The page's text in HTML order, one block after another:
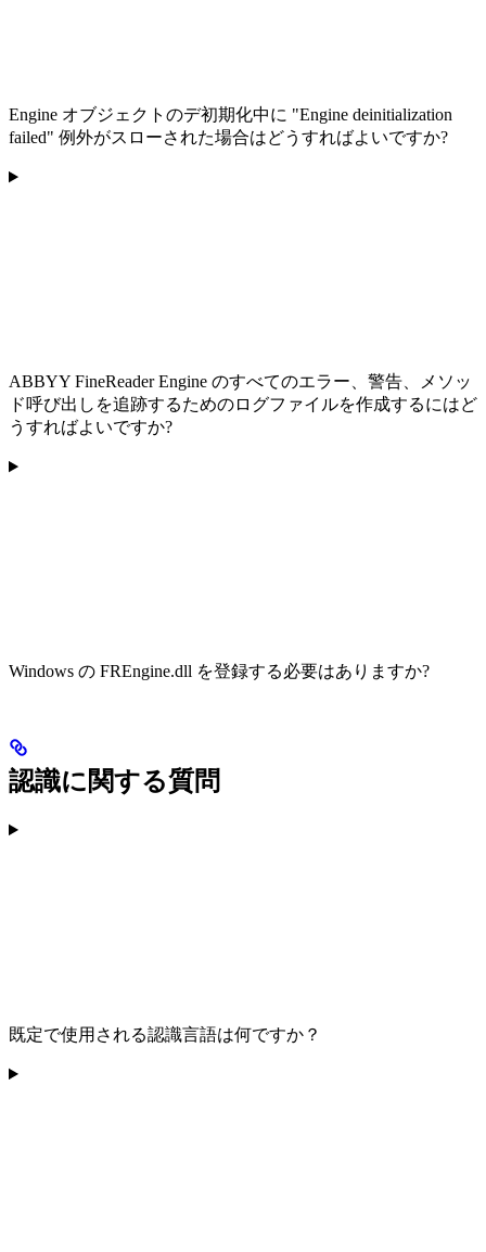
Engine オブジェクトのデ初期化中に "Engine deinitialization
failed" 例外がスローされた場合はどうすればよいですか?
ABBYY FineReader Engine のすべてのエラー、警告、メソッ
ド呼び出しを追跡するためのログファイルを作成するにはど
うすればよいですか?
Windows の FREngine.dll を登録する必要はありますか?
認識に関する質問
既定で使用される認識言語は何ですか？